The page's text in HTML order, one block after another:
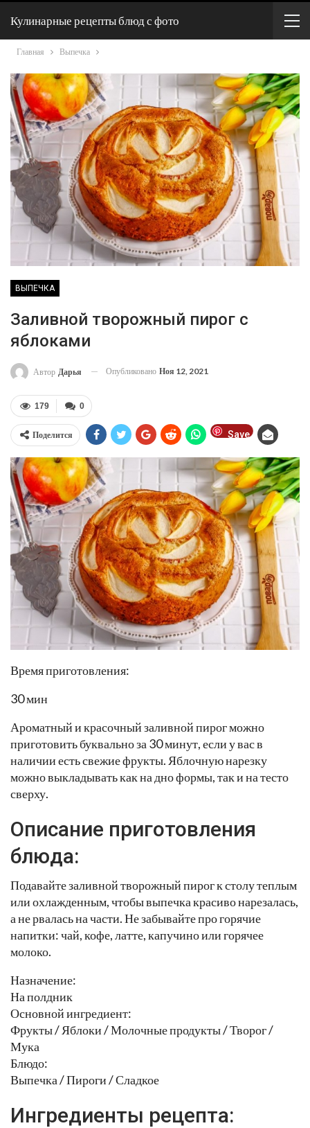
Кулинарные рецепты блюд с фото
Главная Выпечка
ВЫПЕЧКА
Заливной творожный пирог с
яблоками
Автор Дарья Опубликовано Ноя 12, 2021
0
179
Поделится Save
Время приготовления:
30 мин
Ароматный и красочный заливной пирог можно
приготовить буквально за 30 минут, если у вас в
наличии есть свежие фрукты. Яблочную нарезку
можно выкладывать как на дно формы, так и на тесто
сверху.
Описание приготовления
блюда:
Подавайте заливной творожный пирог к столу теплым
или охлажденным, чтобы выпечка красиво нарезалась,
а не рвалась на части. Не забывайте про горячие
напитки: чай, кофе, латте, капучино или горячее
молоко.
Назначение:
На полдник
Основной ингредиент:
Фрукты / Яблоки / Молочные продукты / Творог /
Мука
Блюдо:
Выпечка / Пироги / Сладкое
Ингредиенты рецепта: